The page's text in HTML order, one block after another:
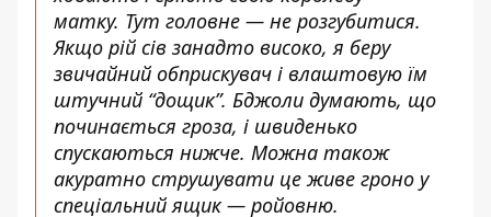
матку. Тут головне — не розгубитися.
Якщо рій сів занадто високо, я беру
звичайний обприскувач і влаштовую їм
штучний “дощик”. Бджоли думають, що
починається гроза, і швиденько
спускаються нижче. Можна також
акуратно струшувати це живе гроно у
спеціальний ящик — ройовню.